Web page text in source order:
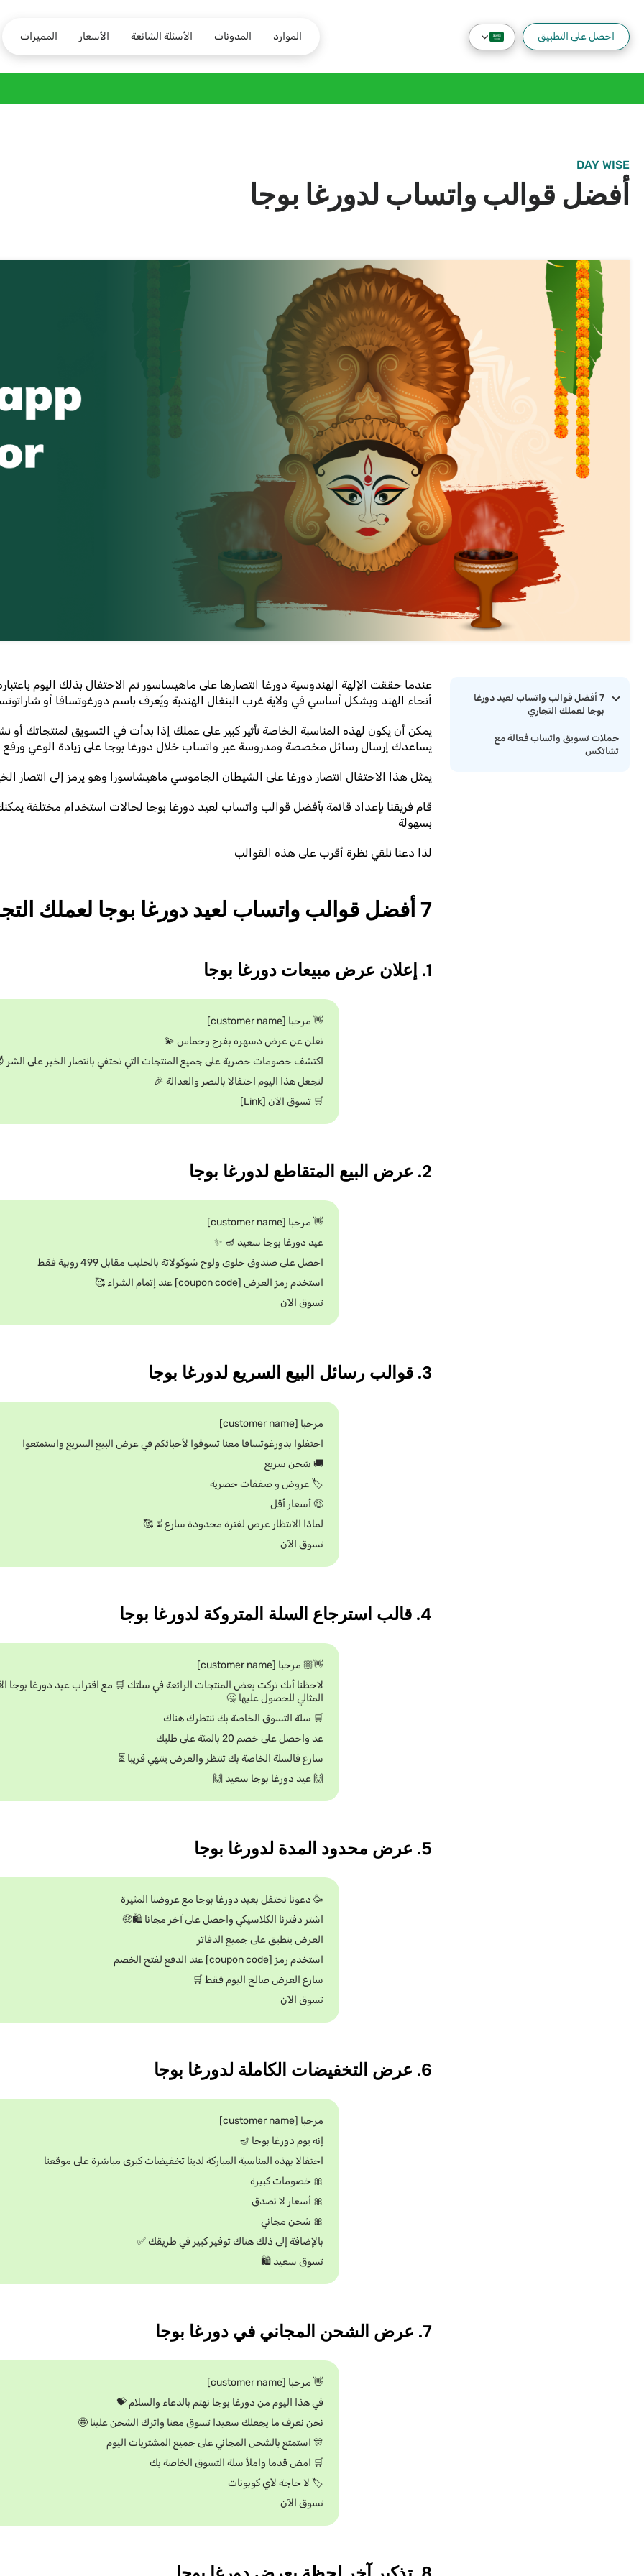
المميزات الأسعار الأسئلة الشائعة المدونات الموارد احصل على التطبيق
DAY WISE
أفضل قوالب واتساب لدورغا بوجا
7 أفضل قوالب واتساب لعيد دورغا
بوجا لعملك التجاري
حملات تسويق واتساب فعالة مع
تشاتكس
عندما حققت الإلهة الهندوسية دورغا انتصارها على ماهيساسور تم الاحتفال بذلك اليوم
أنحاء الهند وبشكل أساسي في ولاية غرب البنغال الهندية ويُعرف باسم دورغوتسافا أو
يمكن أن يكون لهذه المناسبة الخاصة تأثير كبير على عملك إذا بدأت في التسويق لمنتجاتك أو
يساعدك إرسال رسائل مخصصة ومدروسة عبر واتساب خلال دورغا بوجا على زيادة الوعي ورفع
يمثل هذا الاحتفال انتصار دورغا على الشيطان الجاموسي ماهيشاسورا وهو يرمز إلى انتصار
قام فريقنا بإعداد قائمة بأفضل قوالب واتساب لعيد دورغا بوجا لحالات استخدام مختلفة
بسهولة
لذا دعنا نلقي نظرة أقرب على هذه القوالب
7 أفضل قوالب واتساب لعيد دورغا بوجا لعملك التجاري
1. إعلان عرض مبيعات دورغا بوجا
👋 مرحبا [customer name]
نعلن عن عرض دسهره بفرح وحماس 💫
اكتشف خصومات حصرية على جميع المنتجات التي تحتفي بانتصار الخير على الشر
لنجعل هذا اليوم احتفالا بالنصر والعدالة 🎉
🛒 تسوق الآن [Link]
2. عرض البيع المتقاطع لدورغا بوجا
👋 مرحبا [customer name]
عيد دورغا بوجا سعيد 🪔 ✨
احصل على صندوق حلوى ولوح شوكولاتة بالحليب مقابل 499 روبية فقط
استخدم رمز العرض [coupon code] عند إتمام الشراء 🥰
تسوق الآن
3. قوالب رسائل البيع السريع لدورغا بوجا
مرحبا [customer name]
احتفلوا بدورغوتسافا معنا تسوقوا لأحبائكم في عرض البيع السريع واستمتعوا
🚚 شحن سريع
🏷️ عروض و صفقات حصرية
🤑 أسعار أقل
لماذا الانتظار عرض لفترة محدودة سارع ⏳ 🥰
تسوق الآن
4. قالب استرجاع السلة المتروكة لدورغا بوجا
👋🏼 مرحبا [customer name]
لاحظنا أنك تركت بعض المنتجات الرائعة في سلتك 🛒 مع اقتراب عيد دورغا بوجا
المثالي للحصول عليها 🤔
🛒 سلة التسوق الخاصة بك تنتظرك هناك
عد واحصل على خصم 20 بالمئة على طلبك
سارع فالسلة الخاصة بك تنتظر والعرض ينتهي قريبا ⏳
🙌 عيد دورغا بوجا سعيد 🙌
5. عرض محدود المدة لدورغا بوجا
🥳 دعونا نحتفل بعيد دورغا بوجا مع عروضنا المثيرة
اشتر دفترنا الكلاسيكي واحصل على آخر مجانا 🛍️🤑
العرض ينطبق على جميع الدفاتر
استخدم رمز [coupon code] عند الدفع لفتح الخصم
سارع العرض صالح اليوم فقط 🛒
تسوق الآن
6. عرض التخفيضات الكاملة لدورغا بوجا
مرحبا [customer name]
إنه يوم دورغا بوجا 🪔
احتفالا بهذه المناسبة المباركة لدينا تخفيضات كبرى مباشرة على موقعنا
🎀 خصومات كبيرة
🎀 أسعار لا تصدق
🎀 شحن مجاني
بالإضافة إلى ذلك هناك توفير كبير في طريقك ✅
تسوق سعيد 🛍
7. عرض الشحن المجاني في دورغا بوجا
👋 مرحبا [customer name]
في هذا اليوم من دورغا بوجا نهتم بالدعاء والسلام 💝
نحن نعرف ما يجعلك سعيدا تسوق معنا واترك الشحن علينا 🤩
🎊 استمتع بالشحن المجاني على جميع المشتريات اليوم
🛒 امض قدما واملأ سلة التسوق الخاصة بك
🏷 لا حاجة لأي كوبونات
تسوق الآن